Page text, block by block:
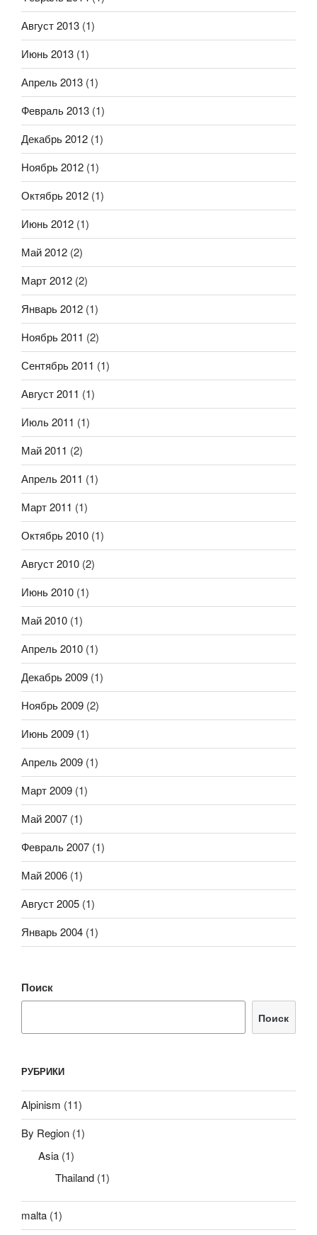
Август 2013 (1)
Июнь 2013 (1)
Апрель 2013 (1)
Февраль 2013 (1)
Декабрь 2012 (1)
Ноябрь 2012 (1)
Октябрь 2012 (1)
Июнь 2012 (1)
Май 2012 (2)
Март 2012 (2)
Январь 2012 (1)
Ноябрь 2011 (2)
Сентябрь 2011 (1)
Август 2011 (1)
Июль 2011 (1)
Май 2011 (2)
Апрель 2011 (1)
Март 2011 (1)
Октябрь 2010 (1)
Август 2010 (2)
Июнь 2010 (1)
Май 2010 (1)
Апрель 2010 (1)
Декабрь 2009 (1)
Ноябрь 2009 (2)
Июнь 2009 (1)
Апрель 2009 (1)
Март 2009 (1)
Май 2007 (1)
Февраль 2007 (1)
Май 2006 (1)
Август 2005 (1)
Январь 2004 (1)
Поиск
Поиск
РУБРИКИ
Alpinism (11)
By Region (1)
Asia (1)
Thailand (1)
malta (1)